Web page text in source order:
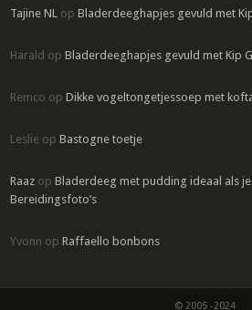
Tajine NL opBladerdeeghapjes gevuld met
Harald opBladerdeeghapjes gevuld met Kip
Remco opDikke vogeltongetjessoep met
Leslie opBastogne toetje
Raaz opBladerdeeg met pudding ideaal als
Bereidingsfoto’s
Yvonn opRaffaello bonbons
© 2005 -2024